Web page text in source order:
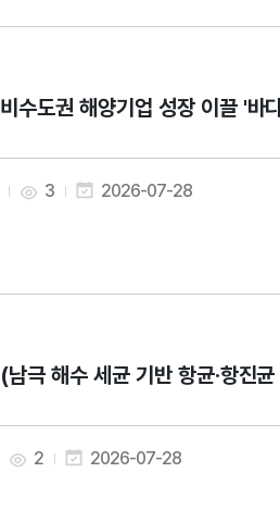
비수도권 해양기업 성장 이끌 '바
3 2026-07-28
(남극 해수 세균 기반 항균
2 2026-07-28